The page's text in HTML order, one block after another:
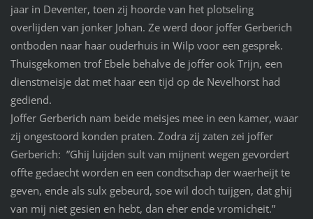
jaar in Deventer, toen zij hoorde van het plotseling
overlijden van jonker Johan. Ze werd door joffer Gerberich
ontboden naar haar ouderhuis in Wilp voor een gesprek.
Thuisgekomen trof Ebele behalve de joffer ook Trijn, een
dienstmeisje dat met haar een tijd op de Nevelhorst had
gediend.
Joffer Gerberich nam beide meisjes mee in een kamer, waar
zij ongestoord konden praten. Zodra zij zaten zei joffer
Gerberich: ”Ghij luijden sult van mijnent wegen gevordert
offte gedaecht worden en een condtschap der waerheijt te
geven, ende als sulx gebeurd, soe wil doch tuijgen, dat ghij
van mij niet gesien en hebt, dan eher ende vromicheit.”